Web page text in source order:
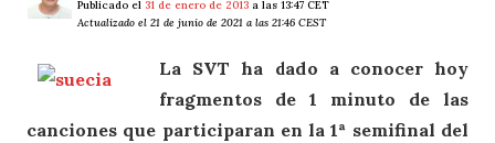
Publicado el 31 de enero de 2013 a las 13:47 CET
Actualizado el 21 de junio de 2021 a las 21:46 CEST
La SVT ha dado a conocer hoy
fragmentos de 1 minuto de las
canciones que participaran en la 1ª semifinal del